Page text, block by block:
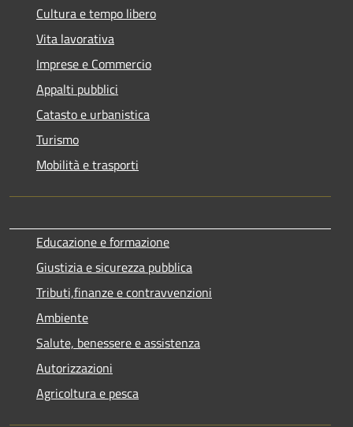
Cultura e tempo libero
Vita lavorativa
Imprese e Commercio
Appalti pubblici
Catasto e urbanistica
Turismo
Mobilità e trasporti
Educazione e formazione
Giustizia e sicurezza pubblica
Tributi,finanze e contravvenzioni
Ambiente
Salute, benessere e assistenza
Autorizzazioni
Agricoltura e pesca